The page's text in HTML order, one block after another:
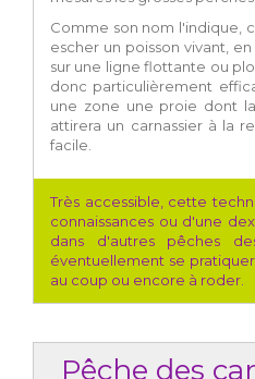
Comme son nom l'indique,
escher un poisson vivant,
sur une ligne flottante ou
donc particulièrement
une zone une proie dont
attirera un carnassier à la
facile.
Très accessible, cette
connaissances ou d'une
dans d'autres pêches
éventuellement se
au coup ou encore à roder.
Pêche des